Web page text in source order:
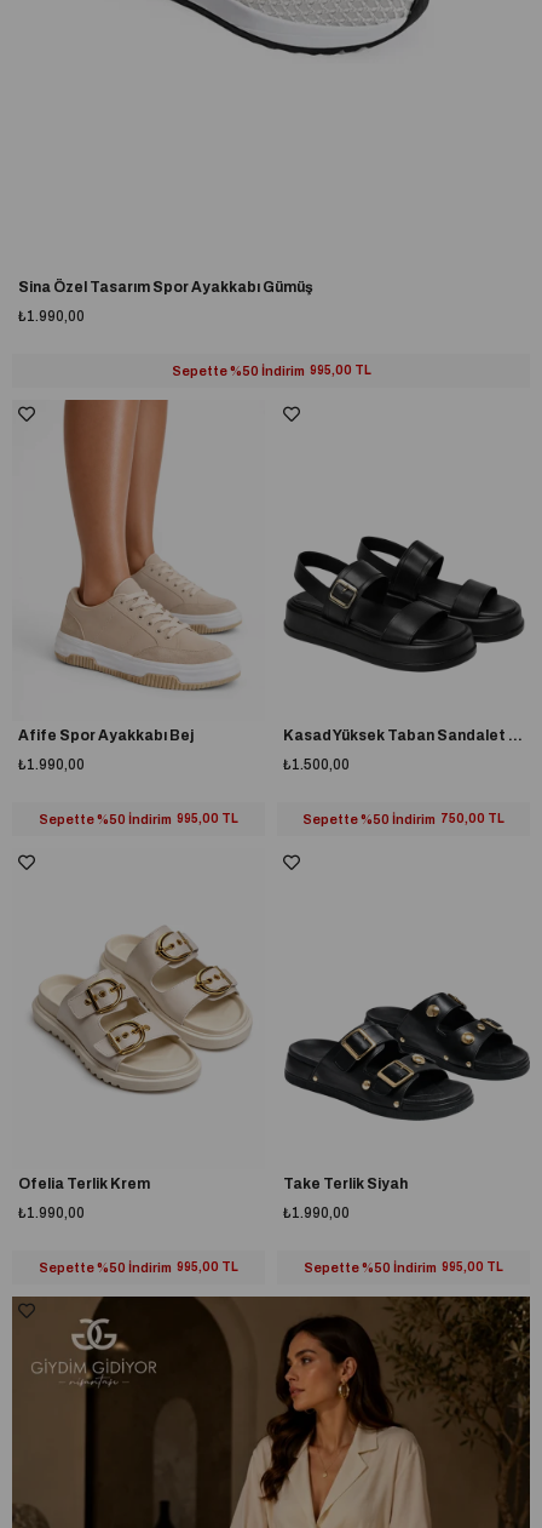
Sina Özel Tasarım Spor Ayakkabı Gümüş
₺1.990,00
Sepette %50 İndirim 995,00 TL
Afife Spor Ayakkabı Bej
₺1.990,00
Sepette %50 İndirim 995,00 TL
Kasad Yüksek Taban Sandalet Siyah
₺1.500,00
Sepette %50 İndirim 750,00 TL
Ofelia Terlik Krem
₺1.990,00
Sepette %50 İndirim 995,00 TL
Take Terlik Siyah
₺1.990,00
Sepette %50 İndirim 995,00 TL